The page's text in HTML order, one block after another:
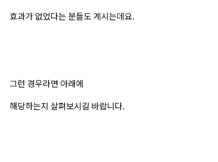
효과가 없었다는 분들도 계시는데요.
그런 경우라면 아래에
해당하는지 살펴보시길 바랍니다.